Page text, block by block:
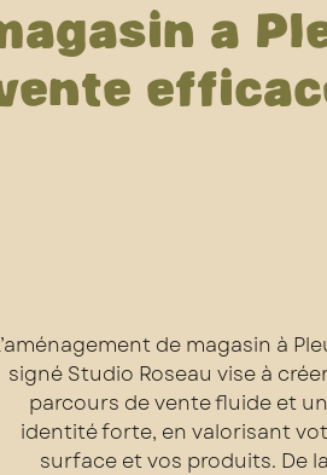
à
de magasin à
signé Studio Roseau vise à
parcours de vente fluide et
identité forte, en valorisant
surface et vos produits. De la